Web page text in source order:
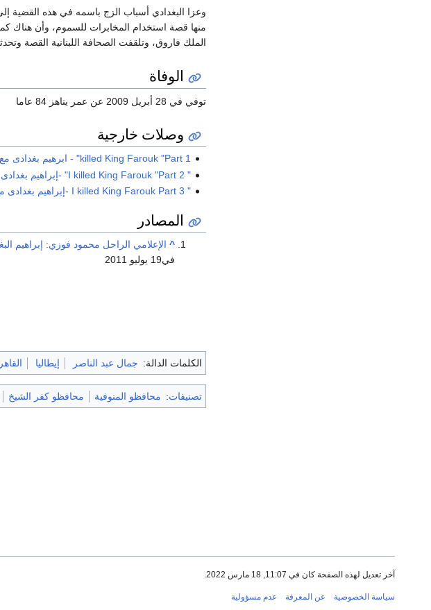
وعزا البغدادي أسباب الزج باسمه في هذه القضية
منها قصة استخدام المخابرات للسموم، وأن هناك
الملك فاروق، وتلقفت الصحافة اللبنانية القصة
الوفاة
توفي في 28 أبريل 2009 عن عمر يناهز 84 عاما
وصلات خارجية
killed King Farouk "Part 1" - ابرهيم بغدادى مع محمود فوزى 1
" I killed King Farouk "Part 2" -إبراهيم بغدادى مع محمود فوزى 2
" I killed King Farouk Part 3 -إبراهيم بغدادى مع محمود فوزى 3
المصادر
^ الإعلامي الراحل محمود فوزي: إبراهيم
في19 يوليو 2011
الكلمات الدالة: جمال عبد الناصر إيطاليا
تصنيفات: محافظو المنوفية محافظو كفر الشيخ
آخر تعديل لهذه الصفحة كان في 11:07, 18 مارس 2022.
سياسة الخصوصية عن المعرفة عدم مسؤولية